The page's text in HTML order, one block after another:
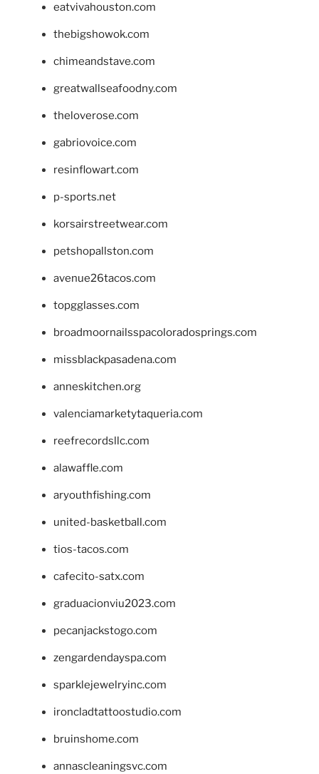
eatvivahouston.com
thebigshowok.com
chimeandstave.com
greatwallseafoodny.com
theloverose.com
gabriovoice.com
resinflowart.com
p-sports.net
korsairstreetwear.com
petshopallston.com
avenue26tacos.com
topgglasses.com
broadmoornailsspacoloradosprings.com
missblackpasadena.com
anneskitchen.org
valenciamarketytaqueria.com
reefrecordsllc.com
alawaffle.com
aryouthfishing.com
united-basketball.com
tios-tacos.com
cafecito-satx.com
graduacionviu2023.com
pecanjackstogo.com
zengardendayspa.com
sparklejewelryinc.com
ironcladtattoostudio.com
bruinshome.com
annascleaningsvc.com